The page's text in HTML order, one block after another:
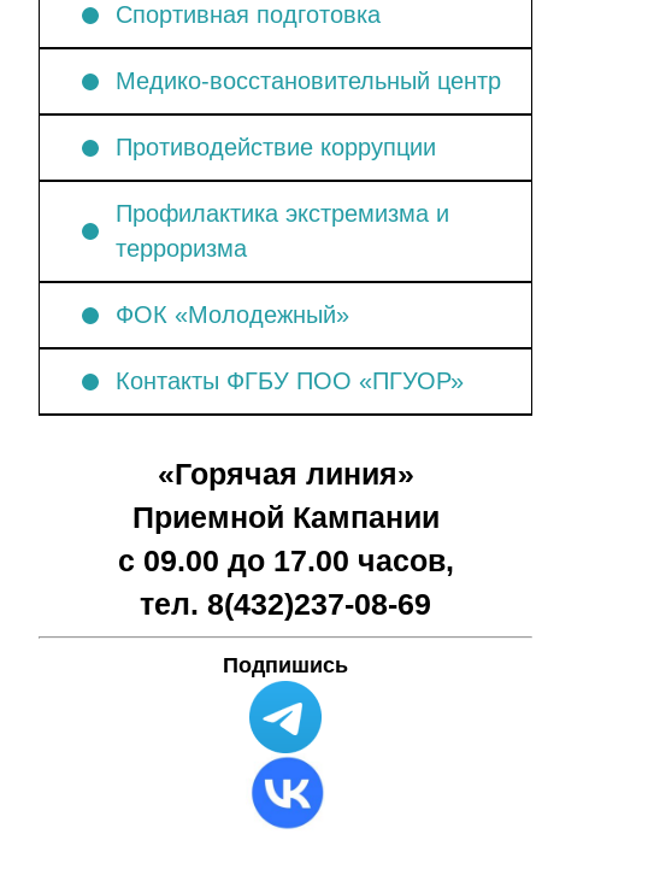
Спортивная подготовка
Медико-восстановительный центр
Противодействие коррупции
Профилактика экстремизма и
терроризма
ФОК «Молодежный»
Контакты ФГБУ ПОО «ПГУОР»
«Горячая линия»
Приемной Кампании
с 09.00 до 17.00 часов,
тел. 8(432)237-08-69
Подпишись